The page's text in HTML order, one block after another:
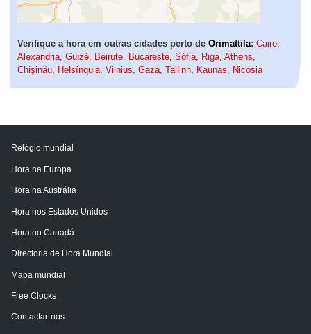
Verifique a hora em outras cidades perto de Orimattila: Cairo
Alexandria Guizé Beirute Bucareste Sófia Riga Athens
Chişinău
Helsínquia Vilnius Gaza Tallinn Kaunas Nicósia
Relógio mundial
Hora na Europa
Hora na Austrália
Hora nos Estados Unidos
Hora no Canadá
Directoria de Hora Mundial
Mapa mundial
Free Clocks
Contactar-nos